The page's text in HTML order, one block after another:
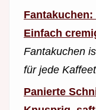
Einfach
Fantakuchen
für jede
Panierte